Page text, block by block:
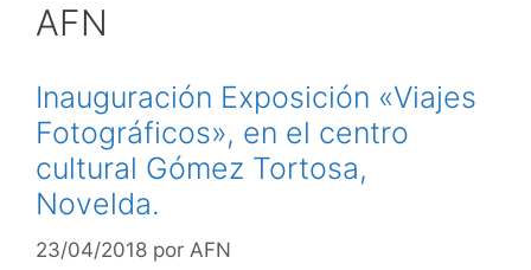
AFN
Inauguración Exposición «Viajes
Fotográficos», en el centro
cultural Gómez Tortosa,
Novelda.
23/04/2018 por AFN